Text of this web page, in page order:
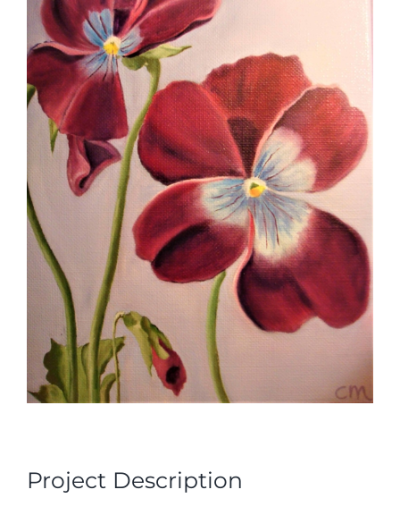
Image
Project Description